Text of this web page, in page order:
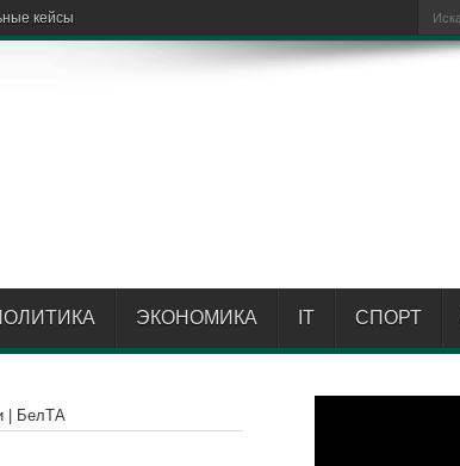
ЭКОНОМИКА IT СПОРТ
| БелТА